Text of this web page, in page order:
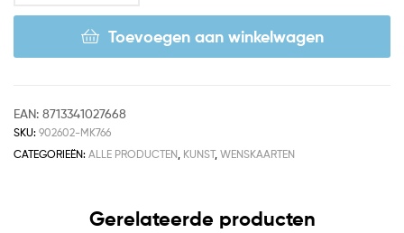
Toevoegen aan winkelwagen
EAN: 8713341027668
SKU: 902602-MK766
CATEGORIEËN: ALLE PRODUCTEN, KUNST, WENSKAARTEN
Gerelateerde producten